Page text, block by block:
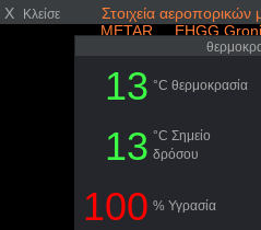
X Κλείσε
Στοιχεία
METAR EHGG
13 °C θερμοκρασία
13 °C Σημείο
δρόσου
100 % Υγρασία